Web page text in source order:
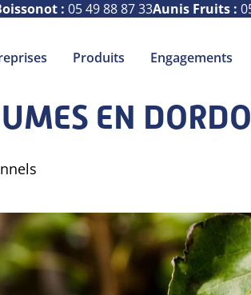
: 05 49 88 87 33Aunis Fruits :
Produits Engagements
EN